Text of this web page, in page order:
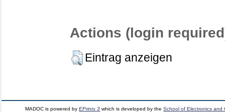
Actions (login
Eintrag anzeigen
MADOC is powered byEPrints 3 which is developed by theSchool of Electronics and